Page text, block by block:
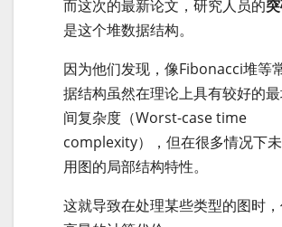
而这次的最新论文，研究人员的
是这个堆数据结构。
因为他们发现，像Fibonacci堆等
据结构虽然在理论上具有较好的
间复杂度（Worst-case time
complexity），但在很多情况下
用图的局部结构特性。
这就导致在处理某些类型的图时